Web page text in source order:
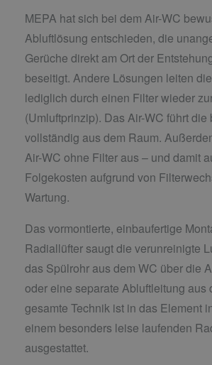
MEPA hat sich bei dem Air-WC
Abluftlösung entschieden, die
Gerüche direkt am Ort der
beseitigt. Andere Lösungen leiten
lediglich durch einen Filter wieder
(Umluftprinzip). Das Air-WC führt die
vollständig aus dem Raum.
Air-WC ohne Filter aus – und damit
Folgekosten aufgrund von
Wartung.
Das vormontierte, einbaufertige
Radiallüfter saugt die verunreinigte
das Spülrohr aus dem WC über die
oder eine separate Abluftleitung aus
gesamte Technik ist in das Element
einem besonders leise laufenden
ausgestattet.